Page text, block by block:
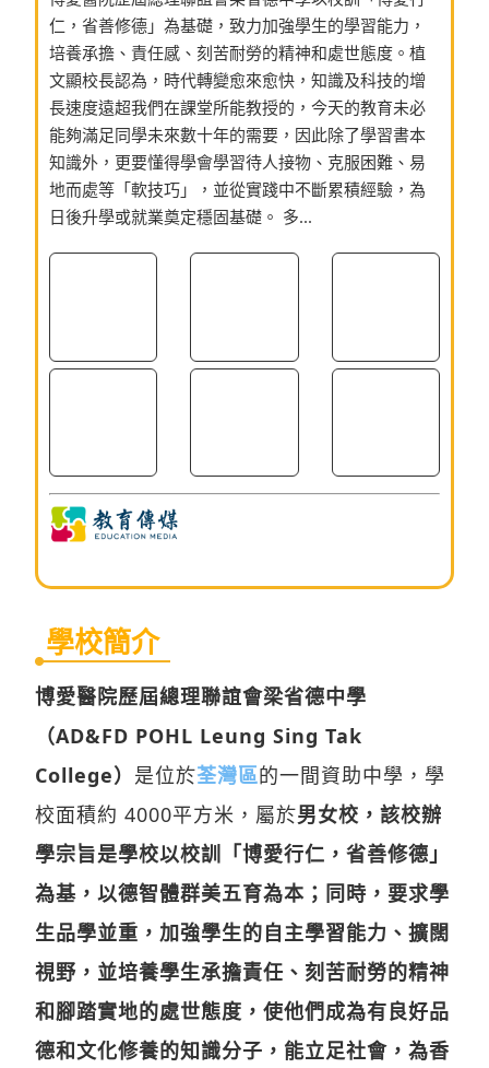
仁，省善修德」為基礎，致力加強學生的學習能力，
培養承擔、責任感、刻苦耐勞的精神和處世態度。植
文顯校長認為，時代轉變愈來愈快，知識及科技的增
長速度遠超我們在課堂所能教授的，今天的教育未必
能夠滿足同學未來數十年的需要，因此除了學習書本
知識外，更要懂得學會學習待人接物、克服困難、易
地而處等「軟技巧」，並從實踐中不斷累積經驗，為
日後升學或就業奠定穩固基礎。 多...
學校簡介
博愛醫院歷屆總理聯誼會梁省德中學
（AD&FD POHL Leung Sing Tak
College） 是位於荃灣區的一間資助中學，學
校面積約 4000平方米，屬於男女校，該校辦
學宗旨是學校以校訓「博愛行仁，省善修德」
為基，以德智體群美五育為本；同時，要求學
生品學並重，加強學生的自主學習能力、擴闊
視野，並培養學生承擔責任、刻苦耐勞的精神
和腳踏實地的處世態度，使他們成為有良好品
德和文化修養的知識分子，能立足社會，為香